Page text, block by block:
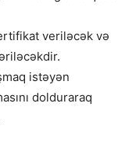
veriləcək və
istəyən
dolduraraq